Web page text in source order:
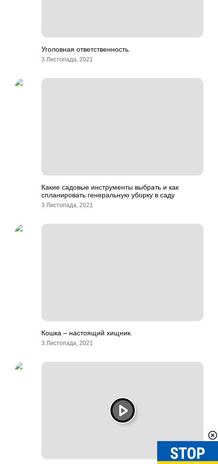
Уголовная ответственность.
3 Листопада, 2021
Какие садовые инструменты выбрать и как
спланировать генеральную уборку в саду
3 Листопада, 2021
Кошка – настоящий хищник.
3 Листопада, 2021